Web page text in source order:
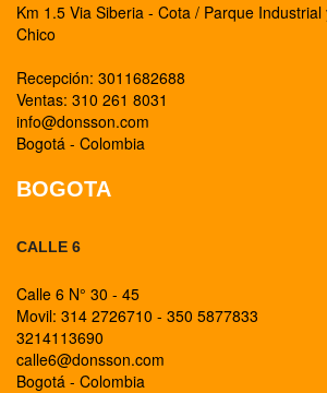
Km 1.5 Via Siberia - Cota / Parque
Chico
Recepción: 3011682688
Ventas: 310 261 8031
info@donsson.com
Bogotá - Colombia
BOGOTA
CALLE 6
Calle 6 N° 30 - 45
Movil: 314 2726710 - 350 5877833
3214113690
calle6@donsson.com
Bogotá - Colombia